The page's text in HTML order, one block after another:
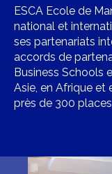
ESCA Ecole de
national et
ses partenariats
accords de
Business Schools
Asie, en Afrique et
près de 300